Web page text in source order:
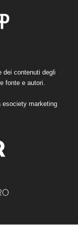
dei contenuti degli
fonte e autori.
esociety marketing